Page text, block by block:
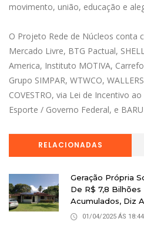
movimento, união, educação e
O Projeto Rede de Núcleos conta
Mercado Livre, BTG Pactual,
America, Instituto MOTIVA,
Grupo SIMPAR, WTWCO,
COVESTRO, via Lei de Incentivo
Esporte / Governo Federal, e
RELACIONADAS
Geração Própria
De R$ 7,8
Acumulados, Diz
01/04/2025 ÁS 18:44